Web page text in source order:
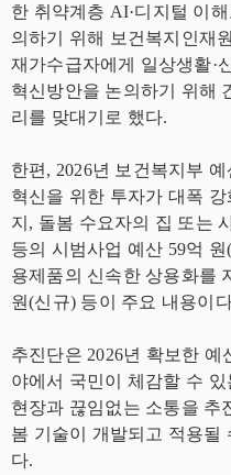
한 취약계층 AI·디지털 이
의하기 위해 보건복지인재
재가수급자에게 일상생활·
혁신방안을 논의하기 위해
리를 맞대기로 했다.
한편, 2026년 보건복지부
혁신을 위한 투자가 대폭
지, 돌봄 수요자의 집 또는
등의 시범사업 예산 59억
용제품의 신속한 상용화를
원(신규) 등이 주요 내용이
추진단은 2026년 확보한 예
야에서 국민이 체감할 수
현장과 끊임없는 소통을 추
봄 기술이 개발되고 적용될
다.